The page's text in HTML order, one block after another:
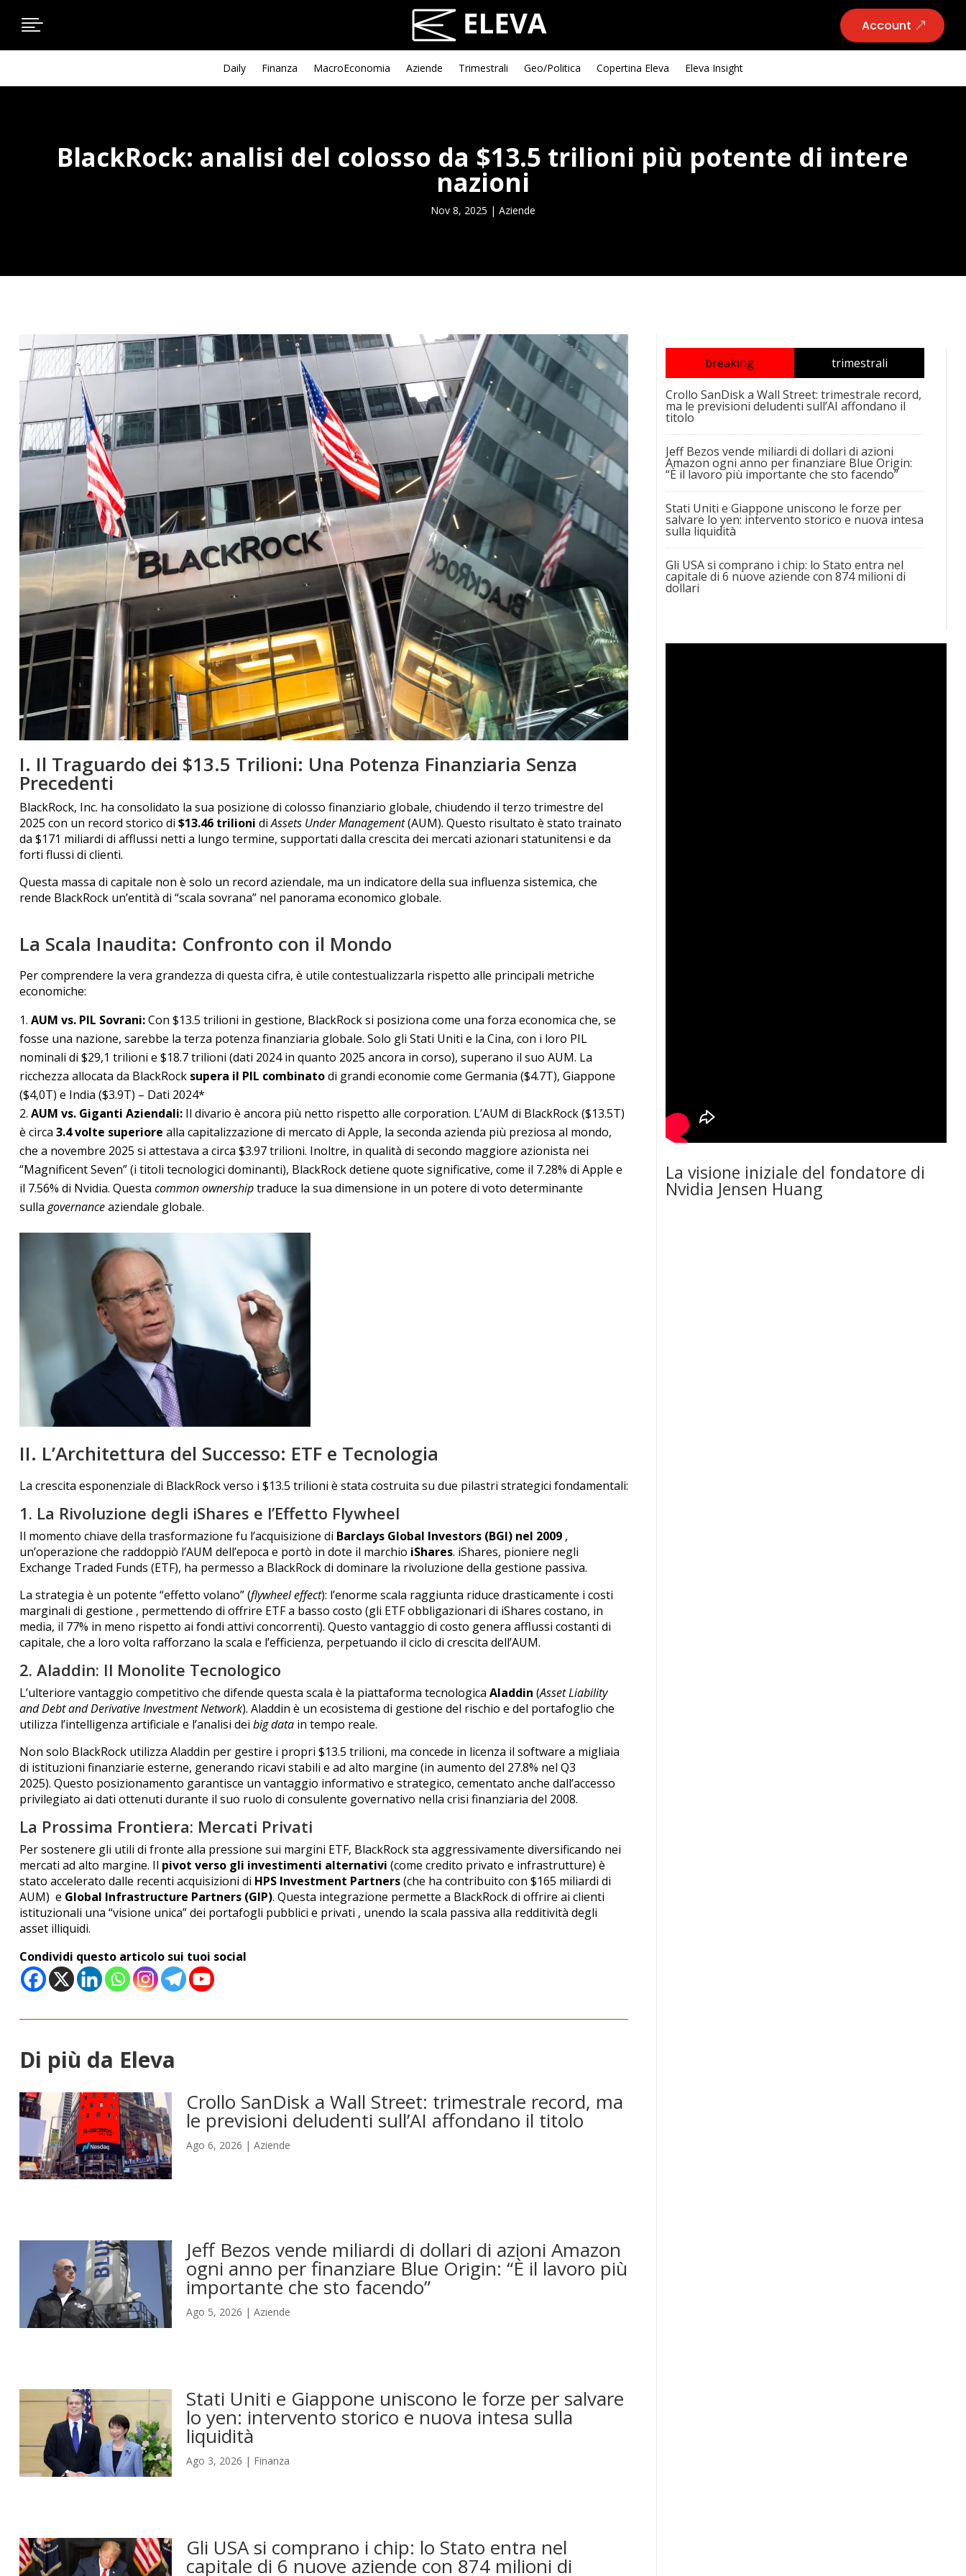
 Account
Daily Finanza MacroEconomia Aziende Trimestrali Geo/Politica Copertina Eleva Eleva Insight
BlackRock: analisi del colosso da $13.5 trilioni più potente di intere
nazioni
Nov 8, 2025 | Aziende
I. Il Traguardo dei $13.5 Trilioni: Una Potenza Finanziaria Senza
Precedenti
BlackRock, Inc. ha consolidato la sua posizione di colosso finanziario globale, chiudendo il terzo trimestre del
2025 con un record storico di $13.46 trilioni diAssets Under Management(AUM). Questo risultato è stato trainato
da $171 miliardi di afflussi netti a lungo termine, supportati dalla crescita dei mercati azionari statunitensi e da
forti flussi di clienti.
Questa massa di capitale non è solo un record aziendale, ma un indicatore della sua influenza sistemica, che
rende BlackRock un’entità di “scala sovrana” nel panorama economico globale.
La Scala Inaudita: Confronto con il Mondo
Per comprendere la vera grandezza di questa cifra, è utile contestualizzarla rispetto alle principali metriche
economiche:
AUM vs. PIL Sovrani:Con $13.5 trilioni in gestione, BlackRock si posiziona come una forza economica che, se
fosse una nazione, sarebbe la terza potenza finanziaria globale. Solo gli Stati Uniti e la Cina, con i loro PIL
nominali di $29,1 trilioni e $18.7 trilioni (dati 2024 in quanto 2025 ancora in corso), superano il suo AUM. La
ricchezza allocata da BlackRock supera il PIL combinatodi grandi economie come Germania ($4.7T), Giappone
($4,0T) e India ($3.9T) – Dati 2024*
AUM vs. Giganti Aziendali:Il divario è ancora più netto rispetto alle corporation. L’AUM di BlackRock ($13.5T)
è circa 3.4 volte superiore alla capitalizzazione di mercato di Apple, la seconda azienda più preziosa al mondo,
che a novembre 2025 si attestava a circa $3.97 trilioni. Inoltre, in qualità di secondo maggiore azionista nei
“Magnificent Seven” (i titoli tecnologici dominanti), BlackRock detiene quote significative, come il 7.28% di Apple e
il 7.56% di Nvidia. Questa common ownershiptraduce la sua dimensione in un potere di voto determinante
sulla governanceaziendale globale.
II. L’Architettura del Successo: ETF e Tecnologia
La crescita esponenziale di BlackRock verso i $13.5 trilioni è stata costruita su due pilastri strategici fondamentali:
1. La Rivoluzione degli iShares e l’Effetto Flywheel
Il momento chiave della trasformazione fu l’acquisizione di Barclays Global Investors (BGI) nel 2009 ,
un’operazione che raddoppiò l’AUM dell’epoca e portò in dote il marchio iShares. iShares, pioniere negli
Exchange Traded Funds (ETF), ha permesso a BlackRock di dominare la rivoluzione della gestione passiva.
La strategia è un potente “effetto volano” (flywheel effect): l’enorme scala raggiunta riduce drasticamente i costi
marginali di gestione , permettendo di offrire ETF a basso costo (gli ETF obbligazionari di iShares costano, in
media, il 77% in meno rispetto ai fondi attivi concorrenti). Questo vantaggio di costo genera afflussi costanti di
capitale, che a loro volta rafforzano la scala e l’efficienza, perpetuando il ciclo di crescita dell’AUM.
2. Aladdin: Il Monolite Tecnologico
L’ulteriore vantaggio competitivo che difende questa scala è la piattaforma tecnologica Aladdin (Asset Liability
and Debt and Derivative Investment Network). Aladdin è un ecosistema di gestione del rischio e del portafoglio che
utilizza l’intelligenza artificiale e l’analisi dei big datain tempo reale.
Non solo BlackRock utilizza Aladdin per gestire i propri $13.5 trilioni, ma concede in licenza il software a migliaia
di istituzioni finanziarie esterne, generando ricavi stabili e ad alto margine (in aumento del 27.8% nel Q3
2025). Questo posizionamento garantisce un vantaggio informativo e strategico, cementato anche dall’accesso
privilegiato ai dati ottenuti durante il suo ruolo di consulente governativo nella crisi finanziaria del 2008.
La Prossima Frontiera: Mercati Privati
Per sostenere gli utili di fronte alla pressione sui margini ETF, BlackRock sta aggressivamente diversificando nei
mercati ad alto margine. Il pivot verso gli investimenti alternativi (come credito privato e infrastrutture) è
stato accelerato dalle recenti acquisizioni di HPS Investment Partners(che ha contribuito con $165 miliardi di
AUM) e Global Infrastructure Partners (GIP). Questa integrazione permette a BlackRock di offrire ai clienti
istituzionali una “visione unica” dei portafogli pubblici e privati , unendo la scala passiva alla redditività degli
asset illiquidi.
Condividi questo articolo sui tuoi social
Di più da Eleva
Crollo SanDisk a Wall Street: trimestrale record, ma
le previsioni deludenti sull’AI affondano il titolo
Ago 6, 2026 | Aziende
Jeff Bezos vende miliardi di dollari di azioni Amazon
ogni anno per finanziare Blue Origin: “È il lavoro più
importante che sto facendo”
Ago 5, 2026 | Aziende
Stati Uniti e Giappone uniscono le forze per salvare
lo yen: intervento storico e nuova intesa sulla
liquidità
Ago 3, 2026 | Finanza
Gli USA si comprano i chip: lo Stato entra nel
capitale di 6 nuove aziende con 874 milioni di
breaking
trimestrali
Crollo SanDisk a Wall Street: trimestrale record,
ma le previsioni deludenti sull’AI affondano il
titolo
Jeff Bezos vende miliardi di dollari di azioni
Amazon ogni anno per finanziare Blue Origin:
“È il lavoro più importante che sto facendo”
Stati Uniti e Giappone uniscono le forze per
salvare lo yen: intervento storico e nuova intesa
sulla liquidità
Gli USA si comprano i chip: lo Stato entra nel
capitale di 6 nuove aziende con 874 milioni di
dollari
La visione iniziale del fondatore di
Nvidia Jensen Huang